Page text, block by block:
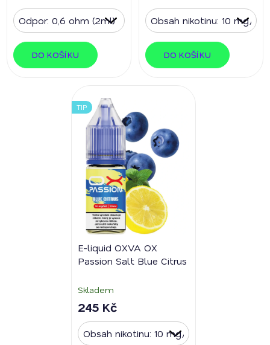
DO KOŠÍKU DO KOŠÍKU
TIP
E-liquid OXVA OX
Passion Salt Blue Citrus
Skladem
245 Kč